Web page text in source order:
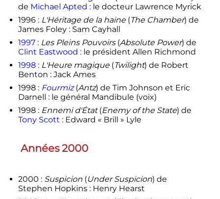
de Michael Apted : le docteur Lawrence Myrick
1996 : L'Héritage de la haine(The Chamber) de
James Foley : Sam Cayhall
1997: Les Pleins Pouvoirs(Absolute Power) de
Clint Eastwood : le président Allen Richmond
1998: L'Heure magique(Twilight) de Robert
Benton : Jack Ames
1998 : Fourmiz(Antz) de Tim Johnson et Eric
Darnell : le général Mandibule (voix)
1998 : Ennemi d'État(Enemy of the State) de
Tony Scott : Edward « Brill » Lyle
Années 2000
2000 : Suspicion(Under Suspicion) de
Stephen Hopkins : Henry Hearst